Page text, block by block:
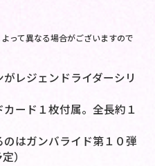
って異なる場合がございますので
レジェンドライダーシリ
ード１枚付属。全長約１
はガンバライド第１０弾
）